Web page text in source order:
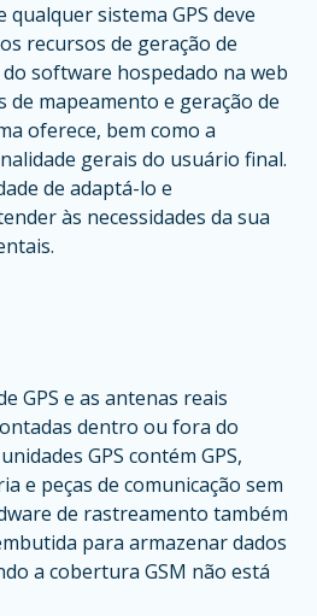
qualquer sistema GPS deve
recursos de geração de
software hospedado na web
mapeamento e geração de
oferece, bem como a
gerais do usuário final.
de adaptá-lo e
às necessidades da sua
GPS e as antenas reais
dentro ou fora do
GPS contém GPS,
e peças de comunicação sem
de rastreamento também
para armazenar dados
a cobertura GSM não está